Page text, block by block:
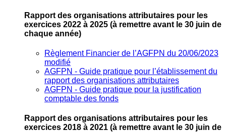
Rapport des organisations attributaires pour les
exercices 2022 à 2025 (à remettre avant le 30 juin de
chaque année)
Règlement Financier de l’AGFPN du 20/06/2023
modifié
AGFPN ‐ Guide pratique pour l’établissement du
rapport des organisations attributaires
AGFPN ‐ Guide pratique pour la justification
comptable des fonds
Rapport des organisations attributaires pour les
exercices 2018 à 2021 (à remettre avant le 30 juin de